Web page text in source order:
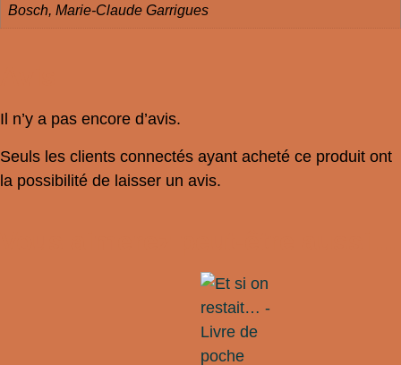
Bosch, Marie-Claude Garrigues
Il n’y a pas encore d’avis.
Seuls les clients connectés ayant acheté ce produit ont
la possibilité de laisser un avis.